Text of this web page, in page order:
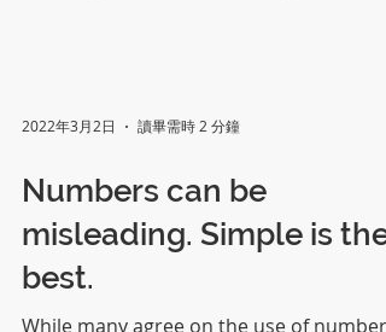
2022年3月2日 讀畢需時 2 分鐘
Numbers can be
misleading. Simple is the